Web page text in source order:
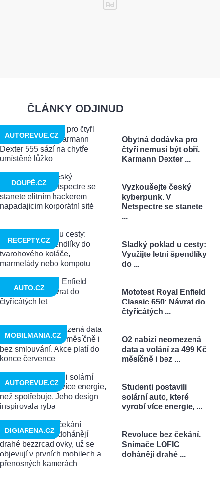
ČLÁNKY ODJINUD
Obytná dodávka pro
čtyři nemusí být obří.
Karmann Dexter ...
AUTOREVUE.CZ
Vyzkoušejte český
kyberpunk. V
Netspectre se stanete
...
DOUPĚ.CZ
Sladký poklad u cesty:
Využijte letní špendlíky
do ...
RECEPTY.CZ
Mototest Royal Enfield
Classic 650: Návrat do
čtyřicátých ...
AUTO.CZ
O2 nabízí neomezená
data a volání za 499 Kč
měsíčně i bez ...
MOBILMANIA.CZ
Studenti postavili
solární auto, které
vyrobí více energie, ...
AUTOREVUE.CZ
Revoluce bez čekání.
Snímače LOFIC
dohánějí drahé ...
DIGIARENA.CZ